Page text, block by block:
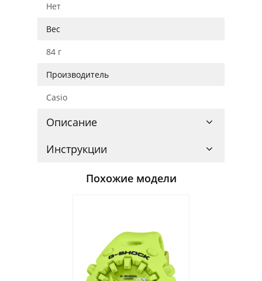
Нет
Вес
84 г
Производитель
Casio
Описание
Инструкции
Похожие модели